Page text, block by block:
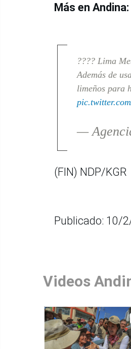
Más en Andina:
???? Lima
Además de
limeños para
—
(FIN) NDP/KGR
Publicado: 10/
Videos